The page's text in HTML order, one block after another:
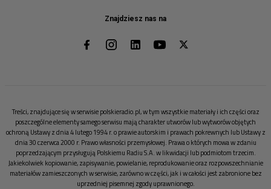
Znajdziesz nas na
Treści, znajdujące się w serwisie polskieradio.pl, w tym wszystkie materiały i ich części oraz
poszczególne elementy samego serwisu mają charakter utworów lub wytworów objętych
ochroną Ustawy z dnia 4 lutego 1994 r. o prawie autorskim i prawach pokrewnych lub Ustawy z
dnia 30 czerwca 2000 r. Prawo własności przemysłowej. Prawa o których mowa w zdaniu
poprzedzającym przysługują Polskiemu Radiu S.A. w likwidacji lub podmiotom trzecim.
Jakiekolwiek kopiowanie, zapisywanie, powielanie, reprodukowanie oraz rozpowszechnianie
materiałów zamieszczonych w serwisie, zarówno w części, jak i w całości jest zabronione bez
uprzedniej pisemnej zgody uprawnionego.